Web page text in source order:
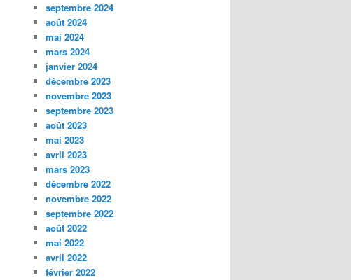
septembre 2024
août 2024
mai 2024
mars 2024
janvier 2024
décembre 2023
novembre 2023
septembre 2023
août 2023
mai 2023
avril 2023
mars 2023
décembre 2022
novembre 2022
septembre 2022
août 2022
mai 2022
avril 2022
février 2022